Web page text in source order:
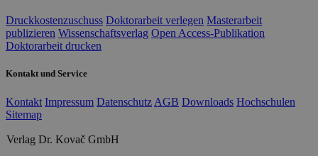
Druckkostenzuschuss Doktorarbeit verlegen Masterarbeit
publizieren Wissenschaftsverlag Open Access-Publikation
Doktorarbeit drucken
Kontakt und Service
Kontakt Impressum Datenschutz AGB Downloads Hochschulen
Sitemap
Verlag Dr. Kovač GmbH